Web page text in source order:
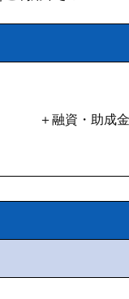
＋融資・助成